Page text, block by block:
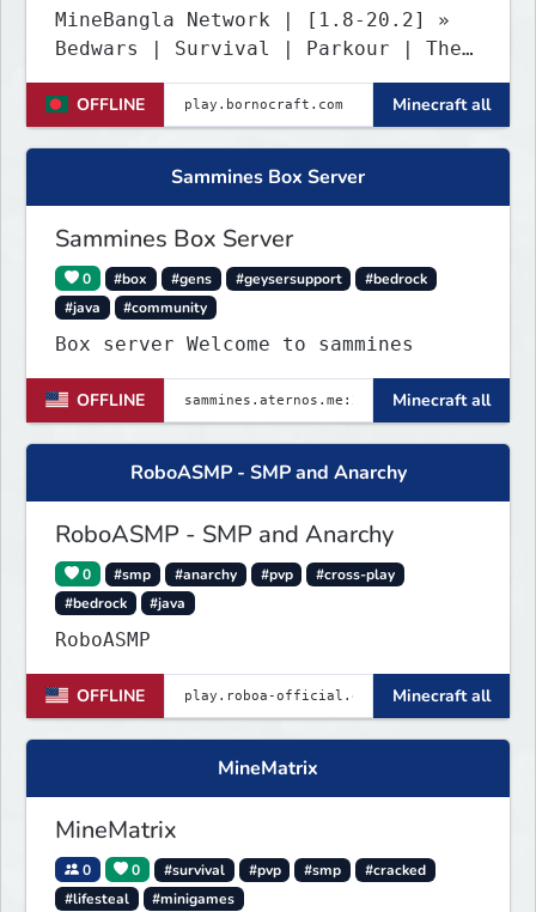
MineBangla Network | [1.8-20.2] »
Bedwars | Survival | Parkour | The
OFFLINE
Minecraft all
Sammines Box Server
Sammines Box Server
0 #box #gens #geysersupport
#bedrock
#java
#community
Box server Welcome to sammines
OFFLINE Minecraft all
RoboASMP - SMP and Anarchy
RoboASMP - SMP and Anarchy
0 #smp #anarchy #pvp
#cross-play
#bedrock
#java
RoboASMP
OFFLINE Minecraft all
MineMatrix
MineMatrix
0 0 #survival #pvp #smp
#cracked
#lifesteal
#minigames